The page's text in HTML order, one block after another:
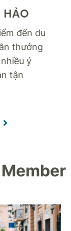
HẢO
đến du
thưởng
ý
tận